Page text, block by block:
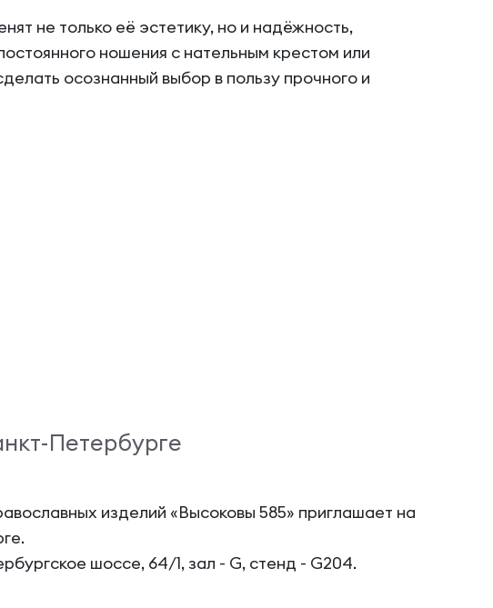
не только её эстетику, но и надёжность,
ношения с нательным крестом или
осознанный выбор в пользу прочного и
Петербурге
изделий «Высоковы 585» приглашает на
шоссе, 64/1, зал - G, стенд - G204.